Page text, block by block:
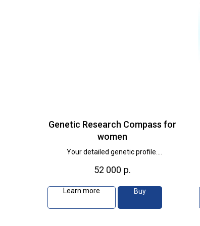
Genetic Research Compass for
women
Your detailed genetic profile.
recommended.
52 000 р.
Learn more Buy